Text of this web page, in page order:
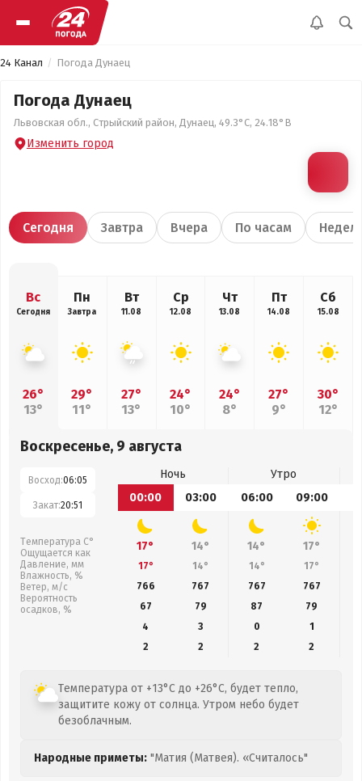
24 Канал Погода Дунаец
Погода Дунаец
Львовская обл., Стрыйский район, Дунаец, 49.3°С, 24.18°В
Изменить город
Сегодня Завтра Вчера По часам
Вс
Сегодня
26°
13°
Пн
Завтра
29°
11°
Вт
11.08
27°
13°
Ср
12.08
24°
10°
Чт
13.08
24°
8°
Пт
14.08
27°
9°
Сб
15.08
30°
12°
Воскресенье, 9 августа
Восход:06:05
Закат:20:51
Температура С°
Ощущается как
Давление, мм
Влажность, %
Ветер, м/с
Вероятность
осадков, %
Ночь
Утро
00:00
03:00 06:00 09:00
17° 14° 14° 17°
17° 14° 14° 17°
766
767 767 767
67
79 87 79
4
3 0
1
2
2 2 2
Температура от +13°C до +26°C, будет тепло,
защитите кожу от солнца. Утром небо будет
безоблачным.
Народные приметы: "Матия (Матвея). «Считалось"